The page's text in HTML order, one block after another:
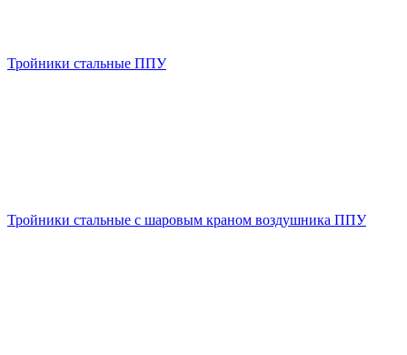
Тройники стальные ППУ
Тройники стальные с шаровым краном воздушника ППУ